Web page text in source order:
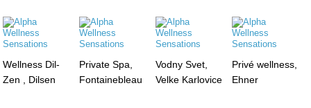
Wellness Dil-
Zen , Dilsen
Private Spa,
Fontainebleau
Vodny Svet,
Velke Karlovice
Privé wellness,
Ehner